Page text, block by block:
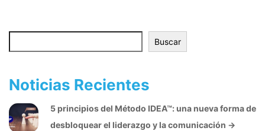
Buscar
Noticias Recientes
5 principios del Método IDEA™: una nueva forma de
desbloquear el liderazgo y la comunicación →